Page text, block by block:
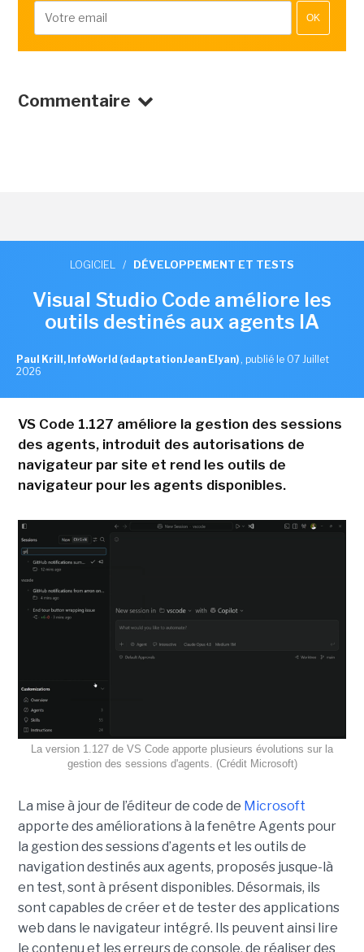
OK
Commentaire
LOGICIEL / DÉVELOPPEMENT ET TESTS
Visual Studio Code améliore les
outils destinés aux agents IA
Paul Krill, InfoWorld (adaptation Jean Elyan) , publié le 07 Juillet
2026
VS Code 1.127 améliore la gestion des sessions
des agents, introduit des autorisations de
navigateur par site et rend les outils de
navigateur pour les agents disponibles.
La version 1.127 de VS Code apporte plusieurs évolutions sur la
gestion des sessions d'agents. (Crédit Microsoft)
La mise à jour de l’éditeur de code de Microsoft
apporte des améliorations à la fenêtre Agents pour
la gestion des sessions d’agents et les outils de
navigation destinés aux agents, proposés jusque-là
en test, sont à présent disponibles. Désormais, ils
sont capables de créer et de tester des applications
web dans le navigateur intégré. Ils peuvent ainsi lire
le contenu et les erreurs de console, de réaliser des